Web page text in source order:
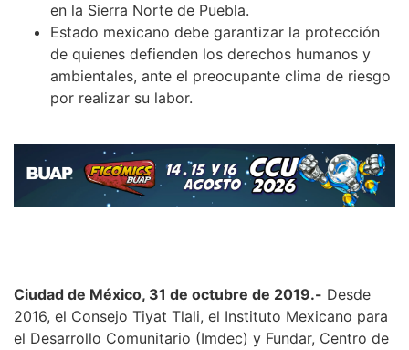
en la Sierra Norte de Puebla.
Estado mexicano debe garantizar la protección
de quienes defienden los derechos humanos y
ambientales, ante el preocupante clima de riesgo
por realizar su labor.
Ciudad de México, 31 de octubre de 2019.- Desde
2016, el Consejo Tiyat Tlali, el Instituto Mexicano para
el Desarrollo Comunitario (Imdec) y Fundar, Centro de